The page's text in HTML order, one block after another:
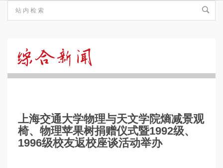
新
上海交通大学物理与天文学院熵减景观
椅、物理苹果树捐赠仪式暨1992级、
1996级校友返校座谈活动举办